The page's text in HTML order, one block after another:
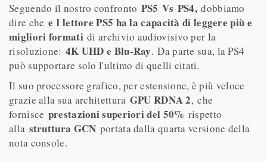
Seguendo il nostro confronto PS5 Vs PS4,dobbiamo
dire che e l lettore PS5 ha la capacità di leggere più e
migliori formatidi archivio audiovisivo per la
risoluzione: 4K UHD e Blu-Ray. Da parte sua, la PS4
può supportare solo l'ultimo di quelli citati.
Il suo processore grafico, per estensione, è più veloce
grazie alla sua architettura GPU RDNA 2, che
fornisce prestazioni superiori del 50% rispetto
alla struttura GCN portata dalla quarta versione della
nota console.